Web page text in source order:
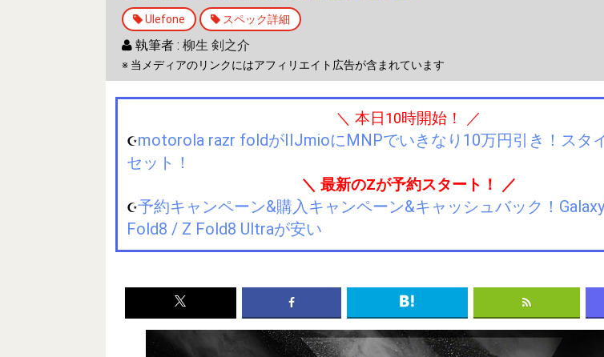
Ulefone スペック詳細
執筆者 : 柳生 剣之介
※ 当メディアのリンクにはアフィリエイト広告が含まれています
＼ 本日10時開始！ ／
☪️motorola razr foldがIIJmioにMNPでいきなり10万円引き！スタ
セット！
＼ 最新のZが予約スタート！ ／
☪️予約キャンペーン&購入キャンペーン&キャッシュバック！
Fold8 / Z Fold8 Ultraが安い